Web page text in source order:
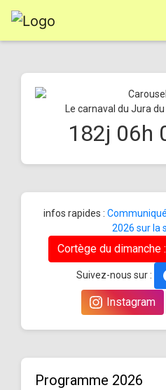
Le carnaval du Jura
182j 06h
infos rapides :
2026 sur la
Cortège du dimanche
Suivez-nous sur :
Instagram
Programme 2026